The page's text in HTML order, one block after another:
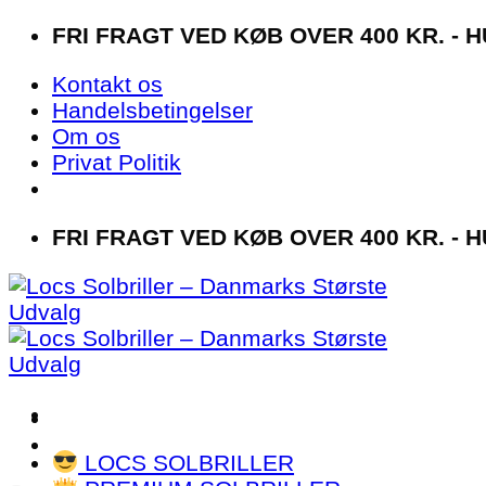
Fortsæt
indhold
FRI FRAGT VED KØB OVER 400 KR. -
Kontakt os
Handelsbetingelser
Om os
Privat Politik
FRI FRAGT VED KØB OVER 400 KR. -
LOCS SOLBRILLER